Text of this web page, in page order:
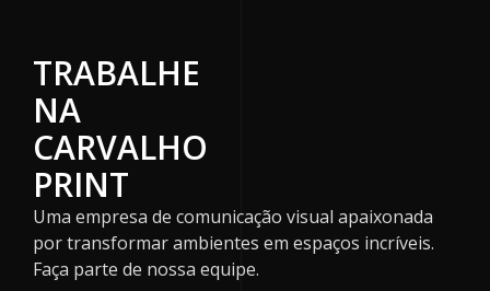
TRABALHE
NA
CARVALHO
PRINT
Uma empresa de comunicação visual apaixonada
por transformar ambientes em espaços incríveis.
Faça parte de nossa equipe.